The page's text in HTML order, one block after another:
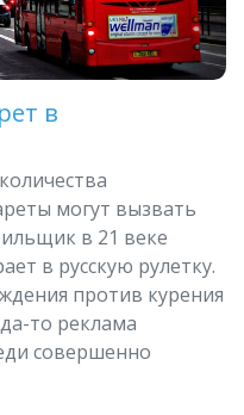
в
могут вызвать
в 21 веке
в русскую рулетку.
против курения
то реклама
совершенно